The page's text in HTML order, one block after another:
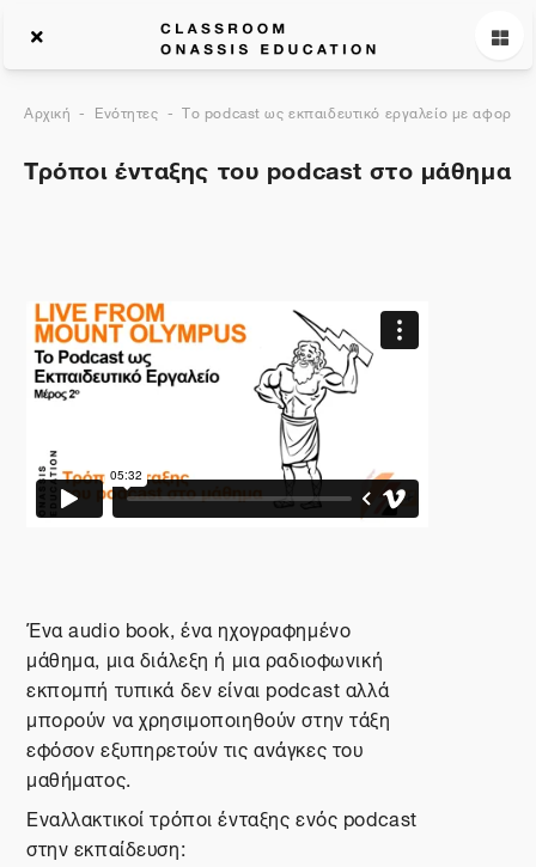
Αρχική Ενότητες Το podcast ως εκπαιδευτικό εργαλείο με
Τρόποι ένταξης του podcast στο μάθημα
Ένα audio book, ένα ηχογραφημένο
μάθημα, μια διάλεξη ή μια ραδιοφωνική
εκπομπή τυπικά δεν είναι podcast αλλά
μπορούν να χρησιμοποιηθούν στην τάξη
εφόσον εξυπηρετούν τις ανάγκες του
μαθήματος.
Εναλλακτικοί τρόποι ένταξης ενός podcast
στην εκπαίδευση: